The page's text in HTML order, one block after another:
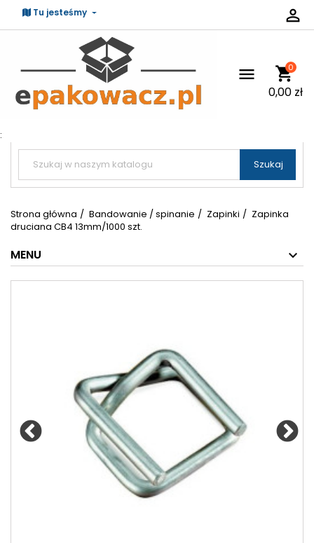
Tu jesteśmy 
 shopping_cart
0
0,00 zł
:

 Szukaj
Strona główna Bandowanie / spinanie Zapinki
Zapinka
druciana CB4 13mm/1000 szt.
MENU